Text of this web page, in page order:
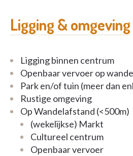
Ligging & omgeving
Ligging binnen centrum
Openbaar vervoer op
Park en/of tuin (meer dan
Rustige omgeving
Op Wandelafstand (<500m)
(wekelijkse) Markt
Cultureel centrum
Openbaar vervoer